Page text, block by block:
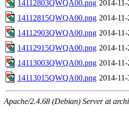
14112803QWQA00.png 2014-
14112815QWQA00.png 2014-
14112903QWQA00.png 2014-
14112915QWQA00.png 2014-
14113003QWQA00.png 2014-
14113015QWQA00.png 2014-
Apache/2.4.68 (Debian) Server at